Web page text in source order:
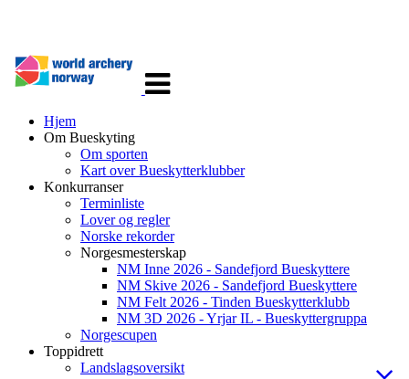
navigasjon
Hjem
Om Bueskyting
Om sporten
Kart over Bueskytterklubber
Konkurranser
Terminliste
Lover og regler
Norske rekorder
Norgesmesterskap
NM Inne 2026 - Sandefjord Bueskyttere
NM Skive 2026 - Sandefjord Bueskyttere
NM Felt 2026 - Tinden Bueskytterklubb
NM 3D 2026 - Yrjar IL - Bueskyttergruppa
Norgescupen
Toppidrett
Landslagsoversikt